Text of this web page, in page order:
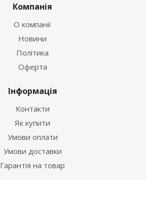
Компанія
О компанії
Новини
Політика
Оферта
Інформація
Контакти
Як купити
Умови оплати
Умови доставки
Гарантія на товар